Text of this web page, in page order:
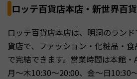
ロッテ百貨店本店・新世界百
ロッテ百貨店本店は、明洞のラン
貨店で、ファッション・化粧品・
で完結できます。営業時間は本館・
月〜木10:30〜20:00、金〜日10:30